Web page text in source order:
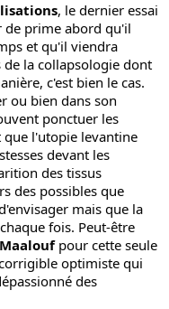
, le dernier essai
prime abord qu'il
et qu'il viendra
la collapsologie dont
c'est bien le cas.
ou bien dans son
ponctuer les
que l'utopie levantine
devant les
des tissus
des possibles que
mais que la
fois. Peut-être
pour cette seule
optimiste qui
des